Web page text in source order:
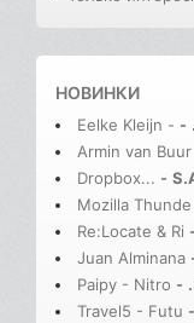
НОВИНКИ
Eelke Kleijn - -
Armin van Buur
Dropbox... -
Mozilla Thunde
Re:Locate & Ri -
Juan Alminana
Paipy - Nitro -
Travel5 - Futu -